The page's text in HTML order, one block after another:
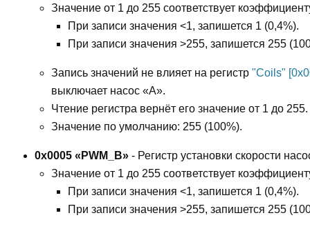
Значение от 1 до 255 соответствует
При записи значения <1, запишется 1 (0,4%).
При записи значения >255, запишется 255
Запись значений не влияет на регистр "Coils"
выключает насос «A».
Чтение регистра вернёт его значение от 1 до 255.
Значение по умолчанию: 255 (100%).
0x0005 «PWM_B» - Регистр установки скорости
Значение от 1 до 255 соответствует
При записи значения <1, запишется 1 (0,4%).
При записи значения >255, запишется 255